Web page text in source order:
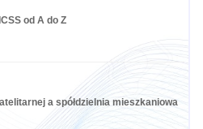
od A do Z
a spółdzielnia mieszkaniowa